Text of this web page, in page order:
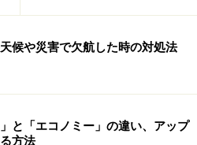
候や災害で欠航した時の対処法
」と「エコノミー」の違い、アップ
方法